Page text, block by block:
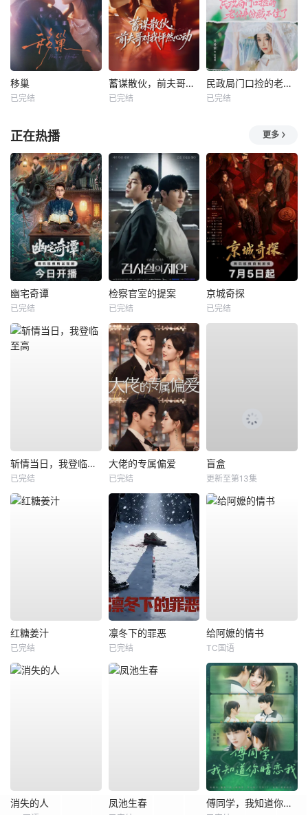
移巢
已完结
蓄谋散伙，前夫哥对我怦然心动
已完结
民政局门口捡的老公身份藏不住了
已完结
正在热播 更多
幽宅奇谭
已完结
检察官室的提案
已完结
京城奇探
已完结
斩情当日，我登临至高
已完结
大佬的专属偏爱
已完结
盲盒
更新至第13集
红糖姜汁
已完结
凛冬下的罪恶
已完结
给阿嬷的情书
TC国语
消失的人 凤池生春 傅同学，我知道你暗恋我